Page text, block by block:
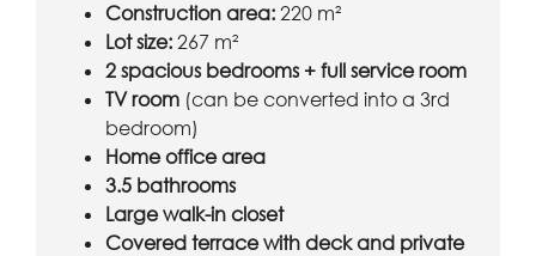
Construction area: 220 m²
Lot size: 267 m²
2 spacious bedrooms + full service room
TV room (can be converted into a 3rd
bedroom)
Home office area
3.5 bathrooms
Large walk-in closet
Covered terrace with deck and private